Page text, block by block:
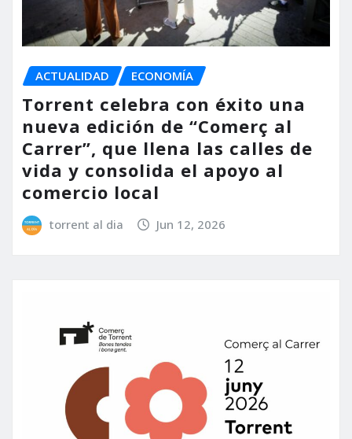
ACTUALIDAD ECONOMÍA
Torrent celebra con éxito una
nueva edición de “Comerç al
Carrer”, que llena las calles de
vida y consolida el apoyo al
comercio local
torrent al dia Jun 12, 2026